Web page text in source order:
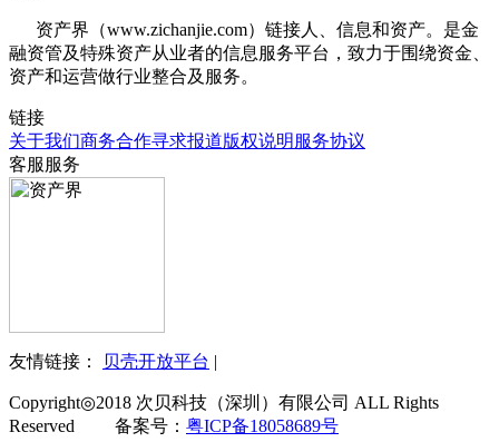
资产界（www.zichanjie.com）链接人、信息和资产。是金
融资管及特殊资产从业者的信息服务平台，致力于围绕资金、
资产和运营做行业整合及服务。
链接
关于我们商务合作寻求报道版权说明 服务协议
客服服务
友情链接： 贝壳开放平台 |
Copyright◎2018 次贝科技（深圳）有限公司 ALL Rights
Reserved 备案号： 粤ICP备18058689号